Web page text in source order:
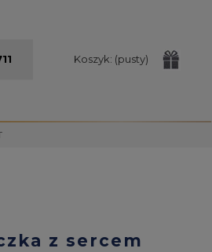
Koszyk: (pusty)
z sercem